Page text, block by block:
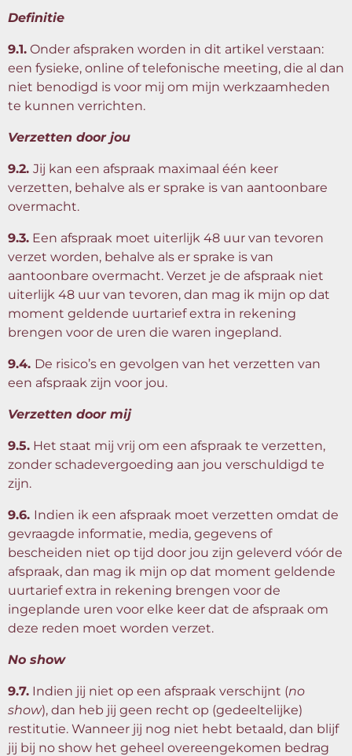
Definitie
9.1. Onder afspraken worden in dit artikel verstaan:
een fysieke, online of telefonische meeting, die al dan
niet benodigd is voor mij om mijn werkzaamheden
te kunnen verrichten.
Verzetten door jou
9.2. Jij kan een afspraak maximaal één keer
verzetten, behalve als er sprake is van aantoonbare
overmacht.
9.3. Een afspraak moet uiterlijk 48 uur van tevoren
verzet worden, behalve als er sprake is van
aantoonbare overmacht. Verzet je de afspraak niet
uiterlijk 48 uur van tevoren, dan mag ik mijn op dat
moment geldende uurtarief extra in rekening
brengen voor de uren die waren ingepland.
9.4. De risico’s en gevolgen van het verzetten van
een afspraak zijn voor jou.
Verzetten door mij
9.5. Het staat mij vrij om een afspraak te verzetten,
zonder schadevergoeding aan jou verschuldigd te
zijn.
9.6. Indien ik een afspraak moet verzetten omdat de
gevraagde informatie, media, gegevens of
bescheiden niet op tijd door jou zijn geleverd vóór de
afspraak, dan mag ik mijn op dat moment geldende
uurtarief extra in rekening brengen voor de
ingeplande uren voor elke keer dat de afspraak om
deze reden moet worden verzet.
No show
9.7. Indien jij niet op een afspraak verschijnt (no
show), dan heb jij geen recht op (gedeeltelijke)
restitutie. Wanneer jij nog niet hebt betaald, dan blijf
jij bij no show het geheel overeengekomen bedrag